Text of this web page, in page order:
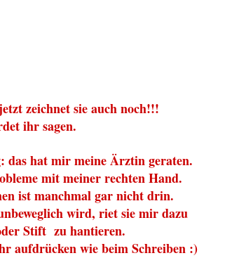
zeichnet sie auch noch!!!
ihr sagen.
das hat mir meine Ärztin geraten.
mit meiner rechten Hand.
ist manchmal gar nicht drin.
wird, riet sie mir dazu
Stift zu hantieren.
aufdrücken wie beim Schreiben :)